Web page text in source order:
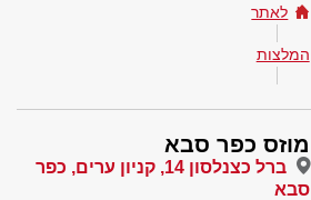
לאתר
המלצות
מוזס כפר סבא
ברל כצנלסון 14, קניון ערים, כפר
סבא